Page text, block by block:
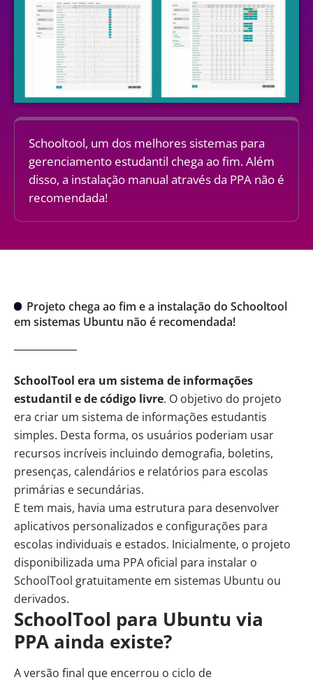
Schooltool, um dos melhores sistemas para
gerenciamento estudantil chega ao fim. Além
disso, a instalação manual através da PPA não é
recomendada!
Projeto chega ao fim e a instalação do Schooltool
em sistemas Ubuntu não é recomendada!
SchoolTool era um sistema de informações
estudantil e de código livre. O objetivo do projeto
era criar um sistema de informações estudantis
simples. Desta forma, os usuários poderiam usar
recursos incríveis incluindo demografia, boletins,
presenças, calendários e relatórios para escolas
primárias e secundárias.
E tem mais, havia uma estrutura para desenvolver
aplicativos personalizados e configurações para
escolas individuais e estados. Inicialmente, o projeto
disponibilizada uma PPA oficial para instalar o
SchoolTool gratuitamente em sistemas Ubuntu ou
derivados.
SchoolTool para Ubuntu via
PPA ainda existe?
A versão final que encerrou o ciclo de